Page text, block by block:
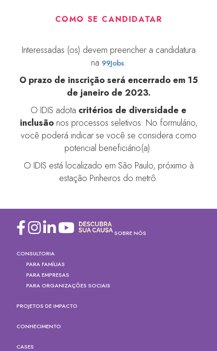
COMO SE CANDIDATAR
Interessadas (os) devem preencher a candidatura
na 99Jobs.
O prazo de inscrição será encerrado em 15
de janeiro de 2023.
O IDIS adota critérios de diversidade e
inclusãonos processos seletivos. No formulário,
você poderá indicar se você se considera como
potencial beneficiário(a).
O IDIS está localizado em São Paulo, próximo à
estação Pinheiros do metrô.
SOBRE NÓS
CONSULTORIA
PARA FAMÍLIAS
PARA EMPRESAS
PARA ORGANIZAÇÕES SOCIAIS
PROJETOS DE IMPACTO
CONHECIMENTO
CASES